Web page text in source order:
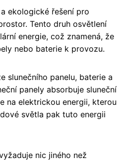
ekologické řešení pro
Tento druh osvětlení
energie, což znamená, že
nebo baterie k provozu.
slunečního panelu, baterie a
panely absorbuje sluneční
na elektrickou energii, kterou
světla pak tuto energii
nic jiného než